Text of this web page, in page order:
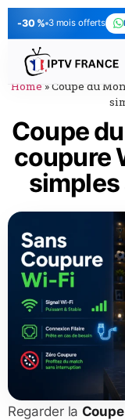
-30 % 3 mois offerts
Home »Coupe du
Coupe
coupure
Regarder la